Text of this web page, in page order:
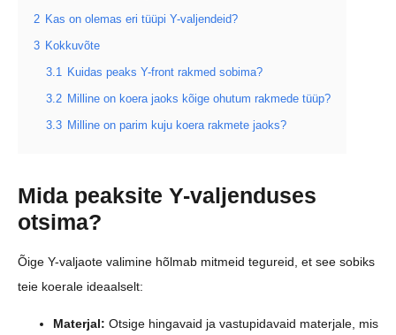
2 Kas on olemas eri tüüpi Y-valjendeid?
3 Kokkuvõte
3.1 Kuidas peaks Y-front rakmed sobima?
3.2 Milline on koera jaoks kõige ohutum rakmede tüüp?
3.3 Milline on parim kuju koera rakmete jaoks?
Mida peaksite Y-valjenduses
otsima?
Õige Y-valjaote valimine hõlmab mitmeid tegureid, et see sobiks
teie koerale ideaalselt:
Materjal: Otsige hingavaid ja vastupidavaid materjale, mis